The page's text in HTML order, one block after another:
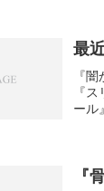
最
『
『
ール
『